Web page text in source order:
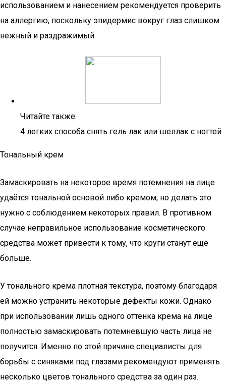
использованием и нанесением рекомендуется проверить
на аллергию, поскольку эпидермис вокруг глаз слишком
нежный и раздражимый.
Читайте также:
4 легких способа снять гель лак или шеллак с ногтей
Тональный крем
Замаскировать на некоторое время потемнения на лице
удаётся тональной основой либо кремом, но делать это
нужно с соблюдением некоторых правил. В противном
случае неправильное использование косметического
средства может привести к тому, что круги станут ещё
больше.
У тонального крема плотная текстура, поэтому благодаря
ей можно устранить некоторые дефекты кожи. Однако
при использовании лишь одного оттенка крема на лице
полностью замаскировать потемневшую часть лица не
получится. Именно по этой причине специалисты для
борьбы с синяками под глазами рекомендуют применять
несколько цветов тонального средства за один раз.